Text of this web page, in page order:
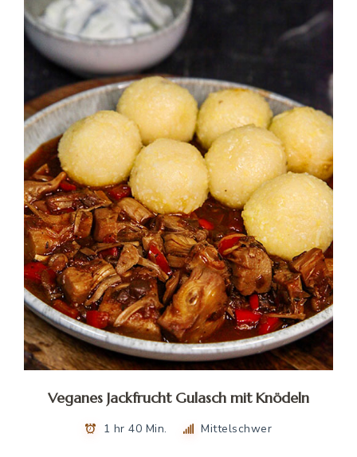
Veganes Jackfrucht Gulasch mit Knödeln
1 hr 40 Min. Mittelschwer